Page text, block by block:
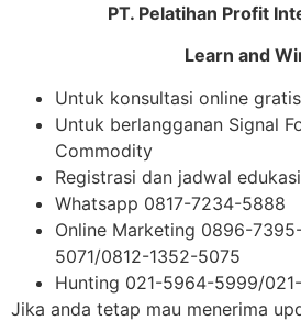
PT. Pelatihan Profit
Learn and
Untuk konsultasi online gratis
Untuk berlangganan Signal
Commodity
Registrasi dan jadwal
Whatsapp 0817-7234-5888
Online Marketing 0896-
5071/0812-1352-5075
Hunting 021-5964-5999/
Jika anda tetap mau menerima